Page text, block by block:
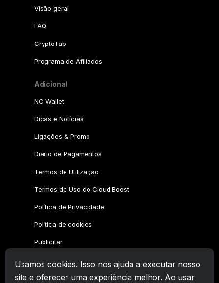
Usamos cookies. Isso nos ajuda a executar nosso
site e oferecer uma experiência melhor. Ao usar
Visão geral
FAQ
CryptoTab
Programa de Afiliados
Adicional
NC Wallet
Dicas e Notícias
Ligações & Promo
Diário de Pagamentos
Termos de Utilização
Termos de Uso do Cloud.Boost
Política de Privacidade
Política de cookies
Publicitar
Família CryptoTab